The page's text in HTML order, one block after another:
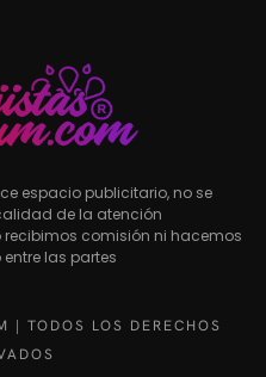
espacio publicitario, no se
de la atención
recibimos comisión ni hacemos
las partes
| TODOS LOS DERECHOS